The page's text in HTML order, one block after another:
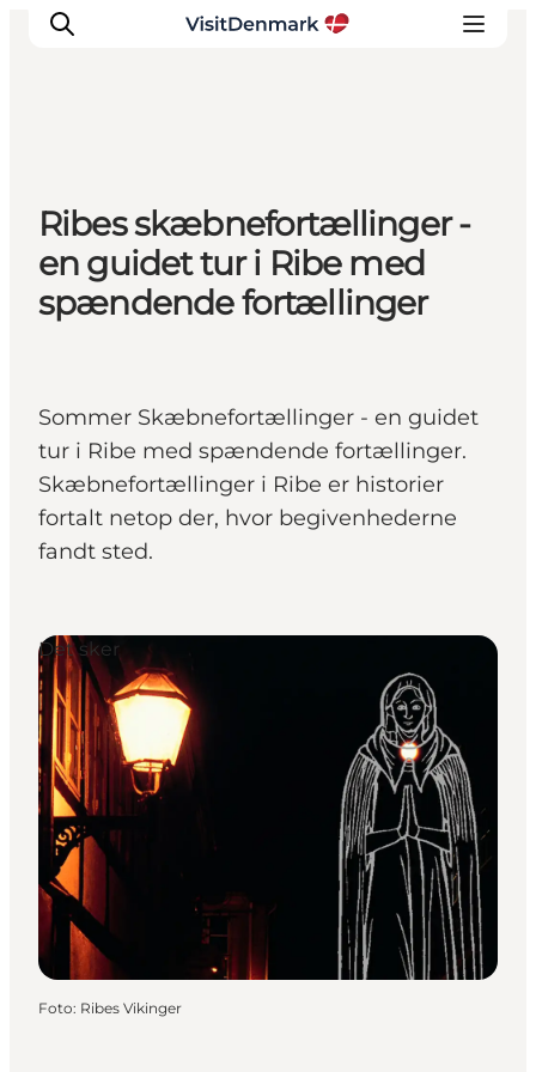
Inspiration
Destinationer
Oplevelser
Overnatning
Ribes skæbnefortællinger -
en guidet tur i Ribe med
spændende fortællinger
Sommer Skæbnefortællinger - en guidet
tur i Ribe med spændende fortællinger.
Skæbnefortællinger i Ribe er historier
fortalt netop der, hvor begivenhederne
fandt sted.
Det sker
Foto: Ribes Vikinger